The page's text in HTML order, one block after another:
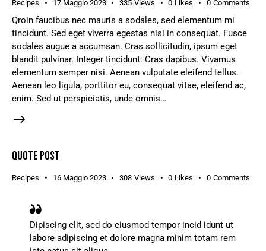
Recipes 17 Maggio 2023 335 Views 0 Likes 0 Comments
Qroin faucibus nec mauris a sodales, sed elementum mi
tincidunt. Sed eget viverra egestas nisi in consequat. Fusce
sodales augue a accumsan. Cras sollicitudin, ipsum eget
blandit pulvinar. Integer tincidunt. Cras dapibus. Vivamus
elementum semper nisi. Aenean vulputate eleifend tellus.
Aenean leo ligula, porttitor eu, consequat vitae, eleifend ac,
enim. Sed ut perspiciatis, unde omnis…
QUOTE POST
Recipes 16 Maggio 2023 308 Views 0 Likes 0 Comments
Dipiscing elit, sed do eiusmod tempor incid idunt ut
labore adipiscing et dolore magna minim totam rem